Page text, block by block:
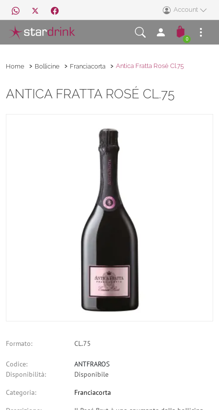
Account
0
Home Bollicine Franciacorta Antica Fratta Rosé Cl.75
ANTICA FRATTA ROSÉ CL.75
Formato: CL.75
Codice:
ANTFRAROS
Disponibilità:
Disponibile
Categoria: Franciacorta